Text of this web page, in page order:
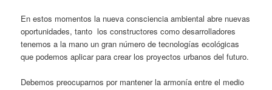
En estos momentos la nueva consciencia ambiental abre nuevas
oportunidades, tanto los constructores como desarrolladores
tenemos a la mano un gran número de tecnologías ecológicas
que podemos aplicar para crear los proyectos urbanos del futuro.
Debemos preocuparnos por mantener la armonía entre el medio